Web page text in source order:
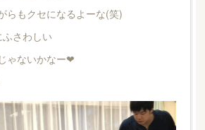
らもクセになるよーな(笑)
さわしい
ゃないかなー❤